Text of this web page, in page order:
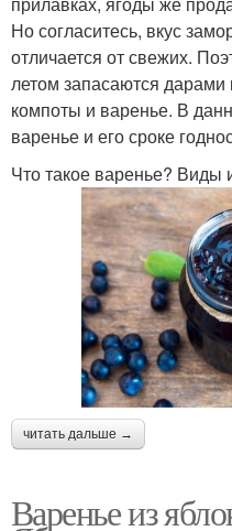
Но согласитесь, вкус
отличается от свежих.
летом запасаются
компоты и варенье. В
варенье и его сроке
Что такое варенье? Виды
читать дальше →
Варенье из